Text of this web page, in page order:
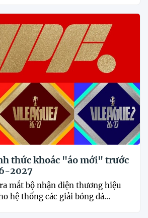
thức khoác "áo mới" trước
2027
mắt bộ nhận diện thương hiệu
hệ thống các giải bóng đá...